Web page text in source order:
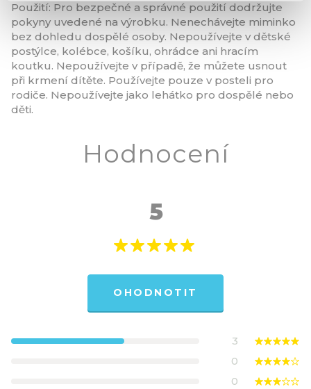
Použití: Pro bezpečné a správné použití dodržujte
pokyny uvedené na výrobku. Nenechávejte miminko
bez dohledu dospělé osoby. Nepoužívejte v dětské
postýlce, kolébce, košíku, ohrádce ani hracím
koutku. Nepoužívejte v případě, že můžete usnout
při krmení dítěte. Používejte pouze v posteli pro
rodiče. Nepoužívejte jako lehátko pro dospělé nebo
děti.
Hodnocení
5
OHODNOTIT
3
0
0